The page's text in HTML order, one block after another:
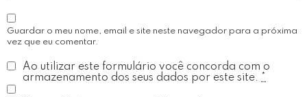
Guardar o meu nome, email e site neste navegador para a próxima
vez que eu comentar.
Ao utilizar este formulário você concorda com o
armazenamento dos seus dados por este site.